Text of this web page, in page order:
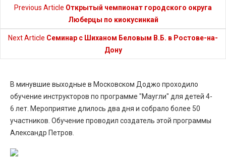
Previous Article Открытый чемпионат городского округа
Люберцы по киокусинкай
Next Article Семинар с Шиханом Беловым В.Б. в Ростове-на-
Дону
В минувшие выходные в Московском Доджо проходило
обучение инструкторов по программе "Маугли" для детей 4-
6 лет. Мероприятие длилось два дня и собрало более 50
участников. Обучение проводил создатель этой программы
Александр Петров.